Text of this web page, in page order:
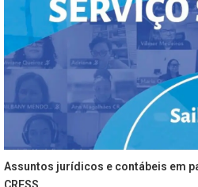
Assuntos jurídicos e contábeis em
CRESS